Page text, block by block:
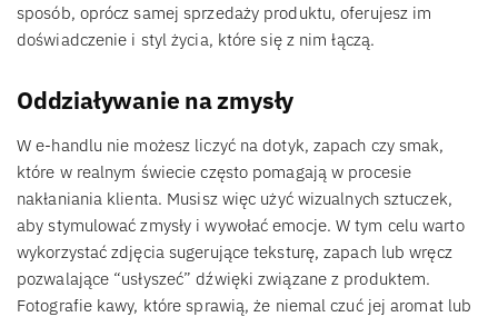
sposób, oprócz samej sprzedaży produktu, oferujesz im
doświadczenie i styl życia, które się z nim łączą.
Oddziaływanie na zmysły
W e-handlu nie możesz liczyć na dotyk, zapach czy smak,
które w realnym świecie często pomagają w procesie
nakłaniania klienta. Musisz więc użyć wizualnych sztuczek,
aby stymulować zmysły i wywołać emocje. W tym celu warto
wykorzystać zdjęcia sugerujące teksturę, zapach lub wręcz
pozwalające “usłyszeć” dźwięki związane z produktem.
Fotografie kawy, które sprawią, że niemal czuć jej aromat lub